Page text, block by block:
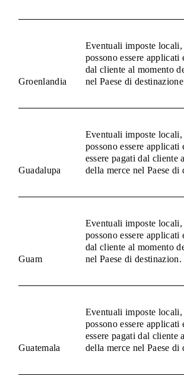
Groenlandia
Eventuali imposte
possono essere applicati
dal cliente al momento
nel Paese di
Guadalupa
Eventuali imposte
possono essere applicati
essere pagati dal cliente
della merce nel Paese di
Guam
Eventuali imposte
possono essere applicati
dal cliente al momento
nel Paese di destinazion.
Guatemala
Eventuali imposte
possono essere applicati
essere pagati dal cliente
della merce nel Paese di